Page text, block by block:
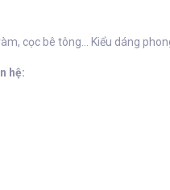
cọc bê tông… Kiểu dáng
hệ: